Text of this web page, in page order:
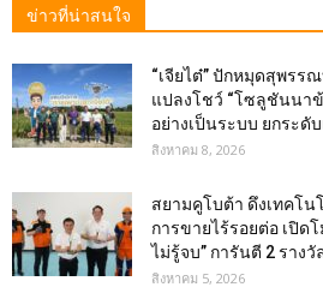
ข่าวที่น่าสนใจ
“เจียไต๋” ปักหมุดสุพรร
แปลงโชว์ “โซลูชันนา
อย่างเป็นระบบ ยกระดั
สิงหาคม 8, 2026
สยามคูโบต้า ดึงเทคโน
การขายไร้รอยต่อ เปิด
ไม่รู้จบ” การันตี 2 ราง
สิงหาคม 5, 2026